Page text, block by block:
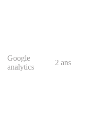
Google
analytics
2 ans